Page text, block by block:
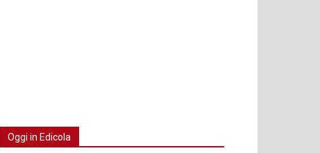
Oggi in Edicola